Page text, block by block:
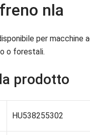
nla
per macchine
o forestali.
prodotto
HU538255302